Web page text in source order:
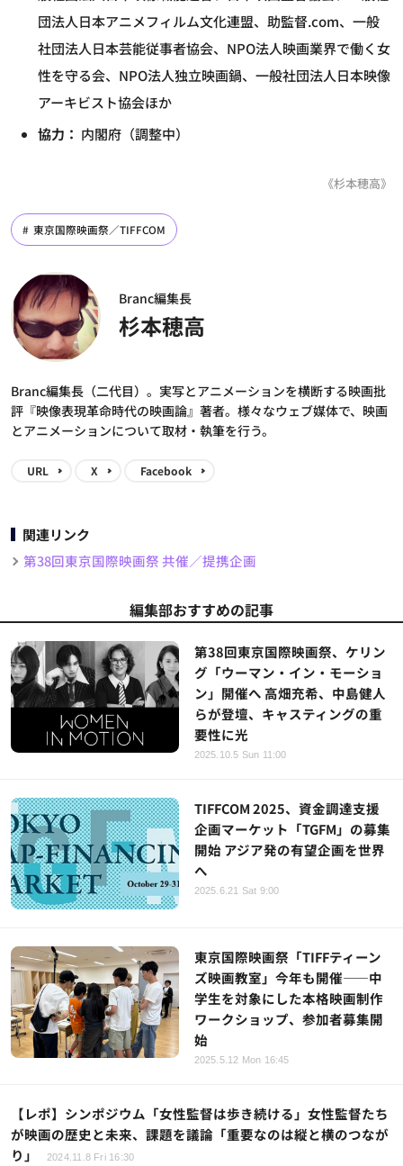
団法人日本アニメフィルム文化連盟、助監督.com、一般
社団法人日本芸能従事者協会、NPO法人映画業界で働く女
性を守る会、NPO法人独立映画鍋、一般社団法人日本映像
アーキビスト協会ほか
協力： 内閣府（調整中）
《杉本穂高》
東京国際映画祭／TIFFCOM
Branc編集長
杉本穂高
Branc編集長（二代目）。実写とアニメーションを横断する映画批
評『映像表現革命時代の映画論』著者。様々なウェブ媒体で、映画
とアニメーションについて取材・執筆を行う。
URL X Facebook
関連リンク
第38回東京国際映画祭 共催／提携企画
編集部おすすめの記事
第38回東京国際映画祭、ケリン
グ「ウーマン・イン・モーショ
ン」開催へ 高畑充希、中島健人
らが登壇、キャスティングの重
要性に光
2025.10.5 Sun 11:00
TIFFCOM 2025、資金調達支援
企画マーケット「TGFM」の募集
開始 アジア発の有望企画を世界
へ
2025.6.21 Sat 9:00
東京国際映画祭「TIFFティーン
ズ映画教室」今年も開催――中
学生を対象にした本格映画制作
ワークショップ、参加者募集開
始
2025.5.12 Mon 16:45
【レポ】シンポジウム「女性監督は歩き続ける」女性監督たち
が映画の歴史と未来、課題を議論「重要なのは縦と横のつなが
り」
2024.11.8 Fri 16:30